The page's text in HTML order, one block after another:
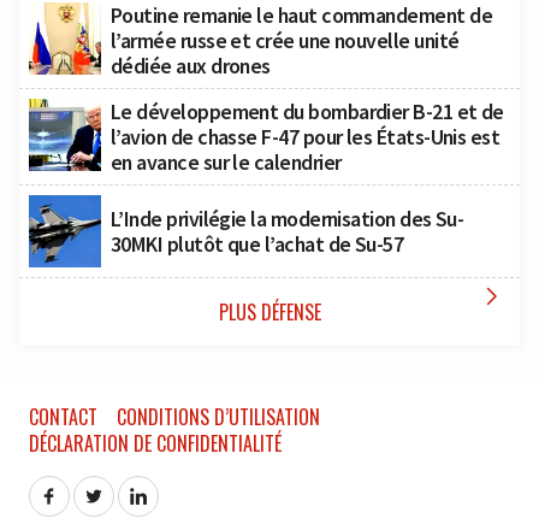
Poutine remanie le haut commandement de
l’armée russe et crée une nouvelle unité
dédiée aux drones
Le développement du bombardier B-21 et de
l’avion de chasse F-47 pour les États-Unis est
en avance sur le calendrier
L’Inde privilégie la modernisation des Su-
30MKI plutôt que l’achat de Su-57
PLUS DÉFENSE 
CONTACT
CONDITIONS D’UTILISATION
DÉCLARATION DE CONFIDENTIALITÉ